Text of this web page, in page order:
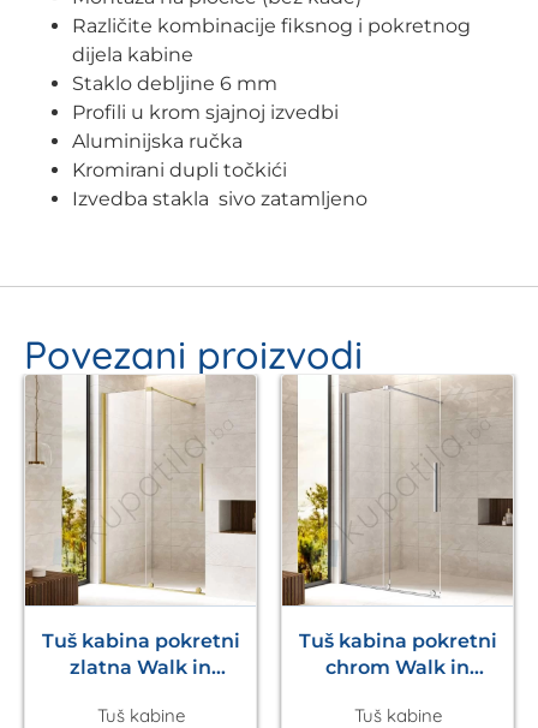
Različite kombinacije fiksnog i pokretnog
dijela kabine
Staklo debljine 6 mm
Profili u krom sjajnoj izvedbi
Aluminijska ručka
Kromirani dupli točkići
Izvedba stakla sivo zatamljeno
Povezani proizvodi
Tuš kabina pokretni
zlatna Walk in
Tuš kabine
Tuš kabina pokretni
chrom Walk in
Tuš kabine